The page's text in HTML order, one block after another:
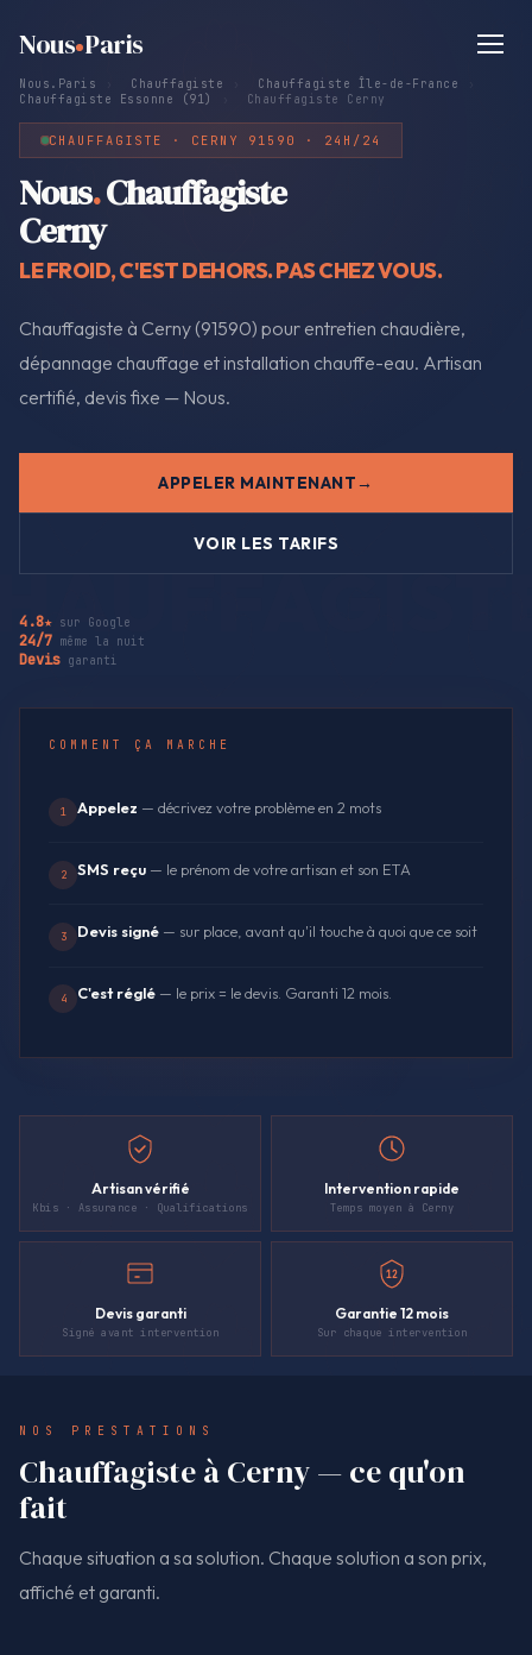
Nous Paris
Nous.Paris Chauffagiste Chauffagiste Île-de-France
Chauffagiste Essonne (91)
Chauffagiste Cerny
CHAUFFAGISTE · CERNY 91590 · 24H/24
Nous.Chauffagiste
Cerny
LE FROID, C'EST DEHORS. PAS CHEZ VOUS.
Chauffagiste à Cerny (91590) pour entretien chaudière,
dépannage chauffage et installation chauffe-eau. Artisan
certifié, devis fixe — Nous.
APPELER MAINTENANT
VOIR LES TARIFS
4.8★ sur Google
24/7 même la nuit
Devis garanti
COMMENT ÇA MARCHE
1 Appelez — décrivez votre problème en 2 mots
2 SMS reçu — le prénom de votre artisan et son ETA
3 Devis signé — sur place, avant qu'il touche à quoi que ce soit
4 C'est réglé — le prix = le devis. Garanti 12 mois.
Artisan vérifié
Kbis · Assurance · Qualifications
Intervention rapide
Temps moyen à Cerny
Devis garanti
Signé avant intervention
12
Garantie 12 mois
Sur chaque intervention
NOS PRESTATIONS
Chauffagiste à Cerny — ce qu'on
fait
Chaque situation a sa solution. Chaque solution a son prix,
affiché et garanti.